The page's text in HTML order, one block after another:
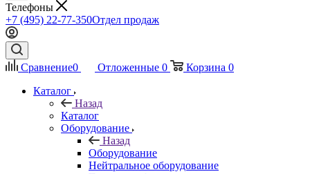
Телефоны
+7 (495) 22-77-350Отдел продаж
Сравнение0 Отложенные 0 Корзина 0
Каталог
Назад
Каталог
Оборудование
Назад
Оборудование
Нейтральное оборудование